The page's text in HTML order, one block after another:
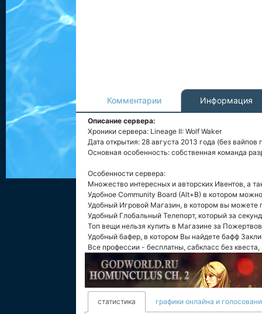
Комментарии Информация
Описание сервера:
Хроники сервера: Lineage II: Wolf Waker
Дата открытия: 28 августа 2013 года (без
Основная особенность: собственная команда
Особенности сервера:
Множество интересных и авторских Ивентов, а
Удобное Community Board (Alt+B) в котором
Удобный Игровой Магазин, в котором вы можете
Удобный Глобальный Телепорт, который за
Топ вещи нельзя купить в Магазине за
Удобный бафер, в котором Вы найдете бафф
Все профессии - бесплатны, сабкласс без
статистика графики онлайна и